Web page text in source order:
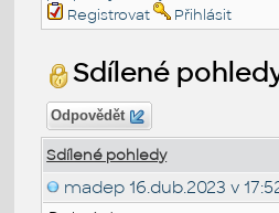
Registrovat
Přihlásit
Sdílené
Odpovědět
Sdílené pohledy
madep 16.dub.2023 v